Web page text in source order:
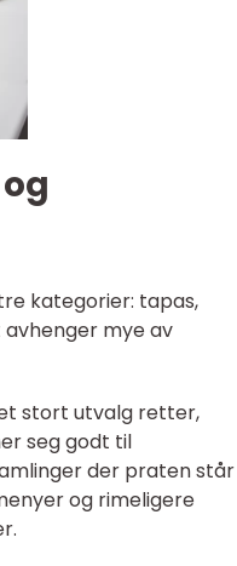
kategorier: tapas,
mye av
stort utvalg retter,
seg godt til
der praten står
og rimeligere